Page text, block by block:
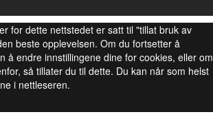
for dette nettstedet er satt til "tillat bruk av
beste opplevelsen. Om du fortsetter å
å endre innstillingene dine for cookies, eller om
så tillater du til dette. Du kan når som helst
i nettleseren.